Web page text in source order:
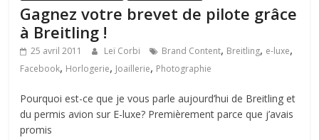
Gagnez votre brevet de pilote grâce
à Breitling !
25 avril 2011 Leï Corbi Brand Content, Breitling, e-luxe,
Facebook, Horlogerie, Joaillerie, Photographie
Pourquoi est-ce que je vous parle aujourd’hui de Breitling et
du permis avion sur E-luxe? Premièrement parce que j’avais
promis